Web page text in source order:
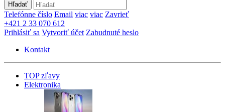
Hľadať
Telefónne číslo Email viac viac Zavrieť
+421 2 33 070 612
Prihlásiť sa Vytvoriť účet Zabudnuté heslo
Kontakt
TOP zľavy
Elektronika